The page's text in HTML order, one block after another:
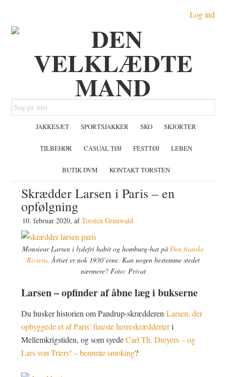
indhold
Log ind
Søg
på
JAKKESÆT SPORTSJAKKER SKO SKJORTER
TILBEHØR CASUAL TØJ FESTTØJ LEBEN
BUTIK DVM KONTAKT TORSTEN
Skrædder Larsen i Paris – en
opfølgning
10. februar 2020, afTorsten Grunwald
Monsieur Larsen i lydefri habit og homburg-hat på Den franske
Riviera. Årtiet er nok 1930’erne. Kan nogen bestemme stedet
nærmere? Foto: Privat
Larsen – opfinder af åbne læg i bukserne
Du husker historien om Pandrup-skrædderenLarsen, der
opbyggede et af Paris’ fineste herreskrædderieri
Mellemkrigstiden, og som syedeCarl Th. Dreyers – og
Lars von Triers! – berømte smoking?